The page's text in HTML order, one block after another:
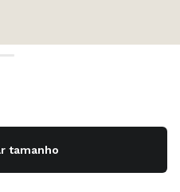
tamanho